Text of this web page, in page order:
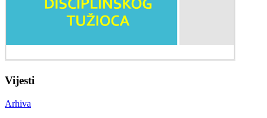
Vijesti
Arhiva